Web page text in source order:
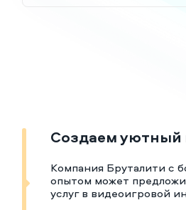
Создаем уютный
Компания Бруталити с
опытом может
услуг в видеоигровой